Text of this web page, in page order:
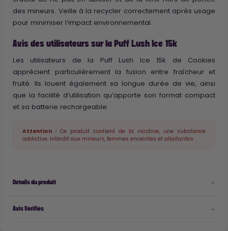
des mineurs. Veille à la recycler correctement après usage
pour minimiser l’impact environnemental.
Avis des utilisateurs sur la Puff Lush Ice 15k
Les utilisateurs de la Puff Lush Ice 15k de Cookies
apprécient particulièrement la fusion entre fraîcheur et
fruité. Ils louent également sa longue durée de vie, ainsi
que la facilité d’utilisation qu’apporte son format compact
et sa batterie rechargeable.
Attention : Ce produit contient de la nicotine, une substance
addictive. Interdit aux mineurs, femmes enceintes et allaitantes.
Détails du produit
Avis Vérifiés